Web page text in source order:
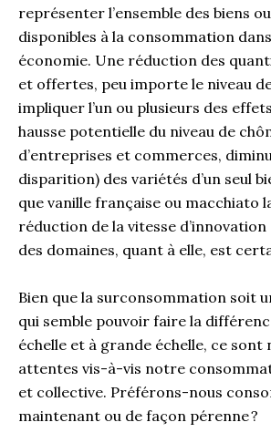
représenter l’ensemble des biens
disponibles à la consommation
économie. Une réduction des
et offertes, peu importe le niveau
impliquer l’un ou plusieurs des
hausse potentielle du niveau de
d’entreprises et commerces,
disparition) des variétés d’un seul
que vanille française ou macchiato
réduction de la vitesse d’innovation
des domaines, quant à elle, est
Bien que la surconsommation soit
qui semble pouvoir faire la
échelle et à grande échelle, ce sont
attentes vis-à-vis notre
et collective. Préférons-nous
maintenant ou de façon pérenne ?